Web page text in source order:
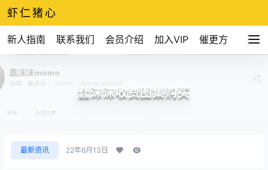
虾仁猪心
新人指南 联系我们 会员介绍 加入VIP 催更方式
蠢沫沫收费图集购买
最新资讯 22年6月13日